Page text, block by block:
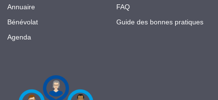
Annuaire
Bénévolat
Agenda
FAQ
Guide des bonnes pratiques